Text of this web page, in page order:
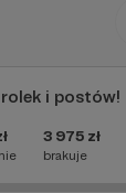
i postów!
3 975 zł
brakuje